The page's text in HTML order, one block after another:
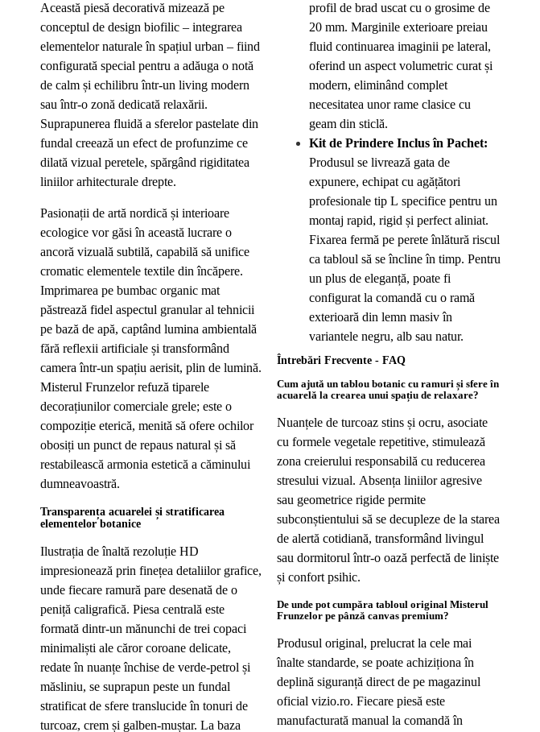
Această piesă decorativă mizează pe
conceptul de design biofilic – integrarea
elementelor naturale în spațiul urban – fiind
configurată special pentru a adăuga o notă
de calm și echilibru într-un living modern
sau într-o zonă dedicată relaxării.
Suprapunerea fluidă a sferelor pastelate din
fundal creează un efect de profunzime ce
dilată vizual peretele, spărgând rigiditatea
liniilor arhitecturale drepte.
Pasionații de artă nordică și interioare
ecologice vor găsi în această lucrare o
ancoră vizuală subtilă, capabilă să unifice
cromatic elementele textile din încăpere.
Imprimarea pe bumbac organic mat
păstrează fidel aspectul granular al tehnicii
pe bază de apă, captând lumina ambientală
fără reflexii artificiale și transformând
camera într-un spațiu aerisit, plin de lumină.
Misterul Frunzelor refuză tiparele
decorațiunilor comerciale grele; este o
compoziție eterică, menită să ofere ochilor
obosiți un punct de repaus natural și să
restabilească armonia estetică a căminului
dumneavoastră.
Transparența acuarelei și stratificarea
elementelor botanice
Ilustrația de înaltă rezoluție HD
impresionează prin finețea detaliilor grafice,
unde fiecare ramură pare desenată de o
peniță caligrafică. Piesa centrală este
formată dintr-un mănunchi de trei copaci
minimaliști ale căror coroane delicate,
redate în nuanțe închise de verde-petrol și
măsliniu, se suprapun peste un fundal
stratificat de sfere translucide în tonuri de
turcoaz, crem și galben-muștar. La baza
profil de brad uscat cu o grosime de
20 mm. Marginile exterioare preiau
fluid continuarea imaginii pe lateral,
oferind un aspect volumetric curat și
modern, eliminând complet
necesitatea unor rame clasice cu
geam din sticlă.
Kit de Prindere Inclus în Pachet:
Produsul se livrează gata de
expunere, echipat cu agățători
profesionale tip L specifice pentru un
montaj rapid, rigid și perfect aliniat.
Fixarea fermă pe perete înlătură riscul
ca tabloul să se încline în timp. Pentru
un plus de eleganță, poate fi
configurat la comandă cu o ramă
exterioară din lemn masiv în
variantele negru, alb sau natur.
Întrebări Frecvente - FAQ
Cum ajută un tablou botanic cu ramuri și sfere în
acuarelă la crearea unui spațiu de relaxare?
Nuanțele de turcoaz stins și ocru, asociate
cu formele vegetale repetitive, stimulează
zona creierului responsabilă cu reducerea
stresului vizual. Absența liniilor agresive
sau geometrice rigide permite
subconștientului să se decupleze de la starea
de alertă cotidiană, transformând livingul
sau dormitorul într-o oază perfectă de liniște
și confort psihic.
De unde pot cumpăra tabloul original Misterul
Frunzelor pe pânză canvas premium?
Produsul original, prelucrat la cele mai
înalte standarde, se poate achiziționa în
deplină siguranță direct de pe magazinul
oficial vizio.ro. Fiecare piesă este
manufacturată manual la comandă în